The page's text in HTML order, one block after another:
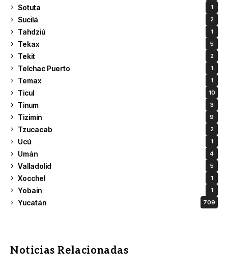
Sotuta 1
Sucilá 2
Tahdziú 1
Tekax 5
Tekit 2
Telchac Puerto 1
Temax 1
Ticul 10
Tinum 3
Tizimín 9
Tzucacab 2
Ucú 1
Umán 4
Valladolid 5
Xocchel 1
Yobain 1
Yucatán 709
Noticias Relacionadas